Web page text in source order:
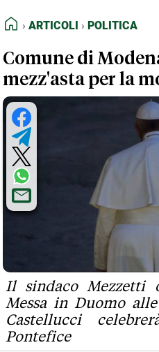
FEED RSS
NORMATIVE
TERMINI e CONDIZIONI
HOME
ARTICOLI POLITICA
Comune di
mezz'asta per la
Il sindaco Mezzetti
Messa in Duomo
Castellucci
Pontefice